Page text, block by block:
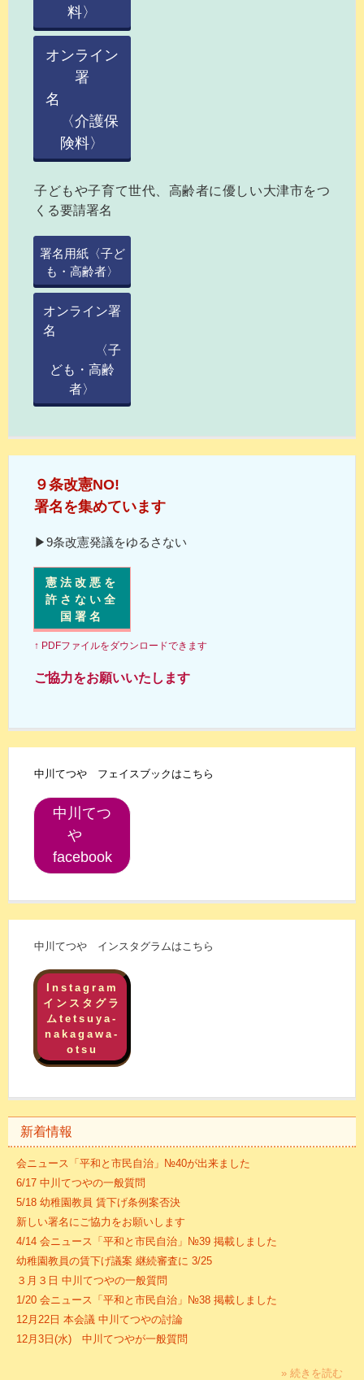
料〉
オンライン
署
名
〈介護保
険料〉
子どもや子育て世代、高齢者に優しい大津市をつ
くる要請署名
署名用紙〈子ど
も・高齢者〉
オンライン署
名
〈子
ども・高齢
者〉
９条改憲NO!
署名を集めています
▶9条改憲発議をゆるさない
憲法改悪を
許さない全
国署名
↑ PDFファイルをダウンロードできます
ご協力をお願いいたします
中川てつや フェイスブックはこちら
中川てつ
や
facebook
中川てつや インスタグラムはこちら
Instagram
インスタグラ
ムtetsuya-
nakagawa-
otsu
新着情報
会ニュース「平和と市民自治」№40が出来ました
6/17 中川てつやの一般質問
5/18 幼稚園教員 賃下げ条例案否決
新しい署名にご協力をお願いします
4/14 会ニュース「平和と市民自治」№39 掲載しました
幼稚園教員の賃下げ議案 継続審査に 3/25
３月３日 中川てつやの一般質問
1/20 会ニュース「平和と市民自治」№38 掲載しました
12月22日 本会議 中川てつやの討論
12月3日(水) 中川てつやが一般質問
» 続きを読む